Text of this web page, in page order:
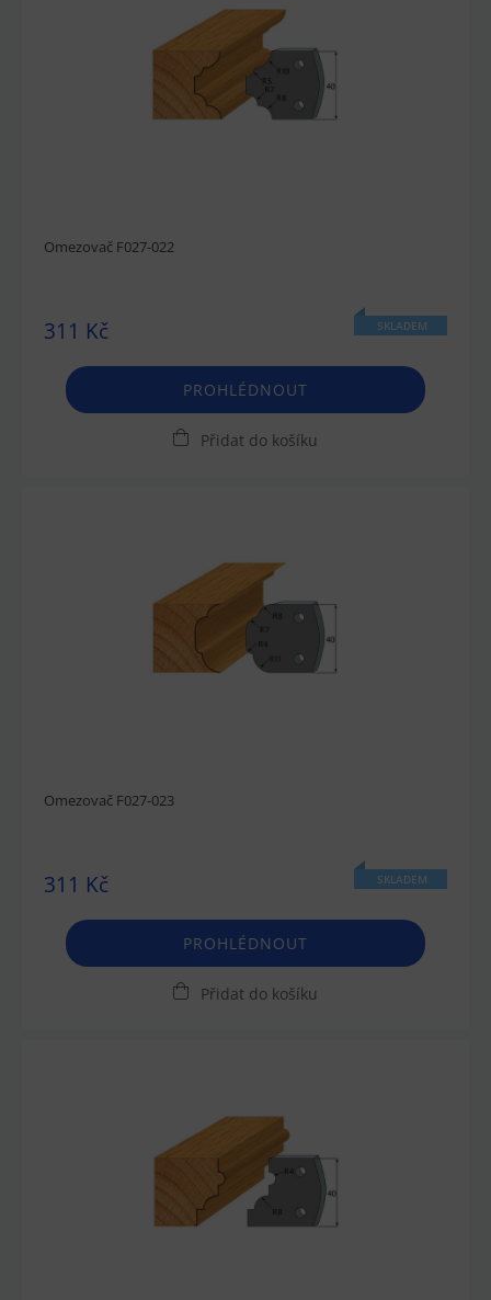
Omezovač F027-022
311 Kč SKLADEM
PROHLÉDNOUT
Přidat do košíku
Omezovač F027-023
311 Kč SKLADEM
PROHLÉDNOUT
Přidat do košíku